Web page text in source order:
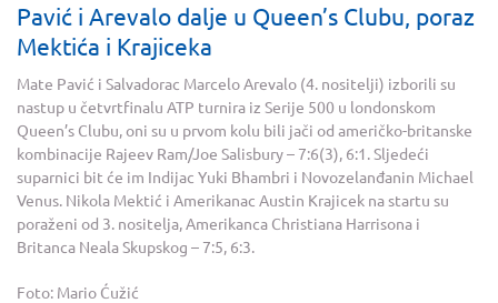
Pavić i Arevalo dalje u Queen’s Clubu, poraz
Mektića i Krajiceka
Mate Pavić i Salvadorac Marcelo Arevalo (4. nositelji) izborili su
nastup u četvrtfinalu ATP turnira iz Serije 500 u londonskom
Queen’s Clubu, oni su u prvom kolu bili jači od američko-britanske
kombinacije Rajeev Ram/Joe Salisbury – 7:6(3), 6:1. Sljedeći
suparnici bit će im Indijac Yuki Bhambri i Novozelanđanin Michael
Venus. Nikola Mektić i Amerikanac Austin Krajicek na startu su
poraženi od 3. nositelja, Amerikanca Christiana Harrisona i
Britanca Neala Skupskog – 7:5, 6:3.
Foto: Mario Ćužić